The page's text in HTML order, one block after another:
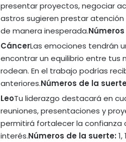
presentar proyectos, negociar
astros sugieren prestar
de manera inesperada.
CáncerLas emociones tendrán
encontrar un equilibrio entre tus
rodean. En el trabajo podrías
anteriores.Números de la
LeoTu liderazgo destacará en
reuniones, presentaciones y
permitirá fortalecer la confianza
interés.Números de la suerte: 1,